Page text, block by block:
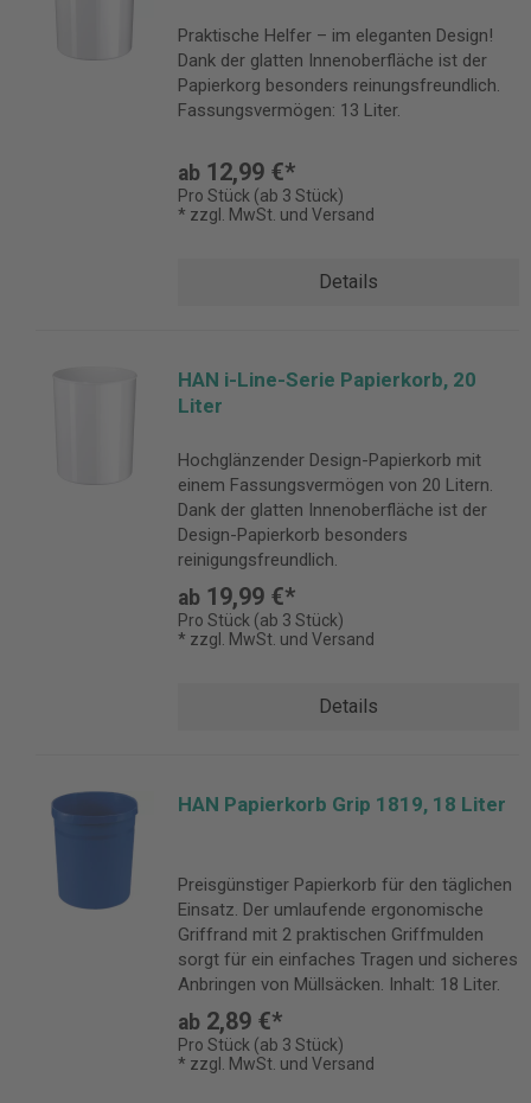
Praktische Helfer – im eleganten Design!
Dank der glatten Innenoberfläche ist der
Papierkorg besonders reinungsfreundlich.
Fassungsvermögen: 13 Liter.
ab 12,99 €*
Pro Stück (ab 3 Stück)
* zzgl. MwSt. und Versand
Details
HAN i-Line-Serie Papierkorb, 20
Liter
Hochglänzender Design-Papierkorb mit
einem Fassungsvermögen von 20 Litern.
Dank der glatten Innenoberfläche ist der
Design-Papierkorb besonders
reinigungsfreundlich.
ab 19,99 €*
Pro Stück (ab 3 Stück)
* zzgl. MwSt. und Versand
Details
HAN Papierkorb Grip 1819, 18 Liter
Preisgünstiger Papierkorb für den täglichen
Einsatz. Der umlaufende ergonomische
Griffrand mit 2 praktischen Griffmulden
sorgt für ein einfaches Tragen und sicheres
Anbringen von Müllsäcken. Inhalt: 18 Liter.
ab 2,89 €*
Pro Stück (ab 3 Stück)
* zzgl. MwSt. und Versand